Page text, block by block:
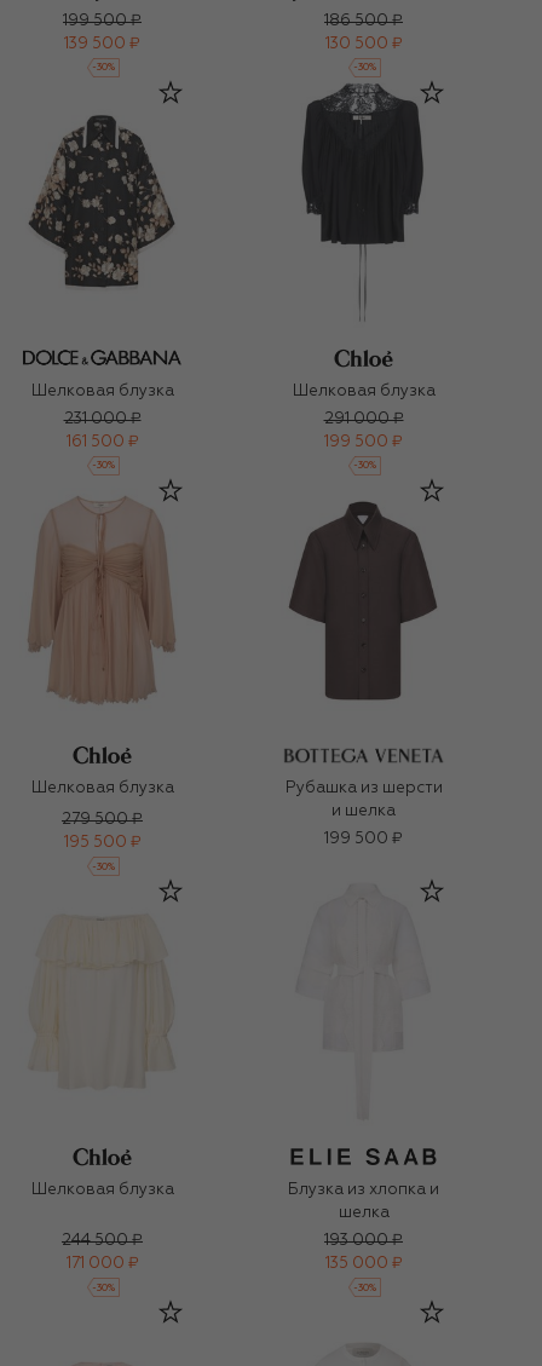
199 500 ₽
139 500 ₽
-30%
186 500 ₽
130 500 ₽
-30%
Шелковая блузка
231 000 ₽
161 500 ₽
-30%
Шелковая блузка
291 000 ₽
199 500 ₽
-30%
Шелковая блузка
279 500 ₽
195 500 ₽
-30%
Рубашка из шерсти
и шелка
199 500 ₽
Шелковая блузка
244 500 ₽
171 000 ₽
-30%
Блузка из хлопка и
шелка
193 000 ₽
135 000 ₽
-30%